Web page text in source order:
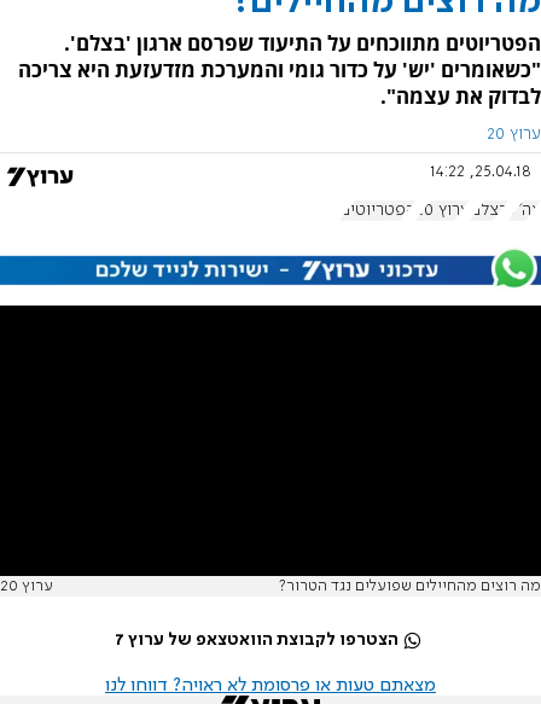
הפטריוטים מתווכחים על התיעוד שפרסם ארגון 'בצלם'.
"כשאומרים 'יש' על כדור גומי והמערכת מזדעזעת היא צריכה
לבדוק את עצמה".
ערוץ 20
25.04.18, 14:22
צה"ל בצלם ערוץ 20 הפטריוטים
מה רוצים מהחיילים שפועלים נגד הטרור? ערוץ 20
הצטרפו לקבוצת הוואטצאפ של ערוץ 7
מצאתם טעות או פרסומת לא ראויה? דווחו לנו